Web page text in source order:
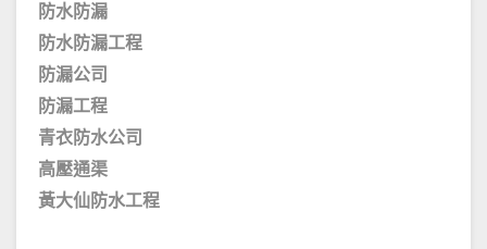
防水防漏
防水防漏工程
防漏公司
防漏工程
青衣防水公司
高壓通渠
黃大仙防水工程